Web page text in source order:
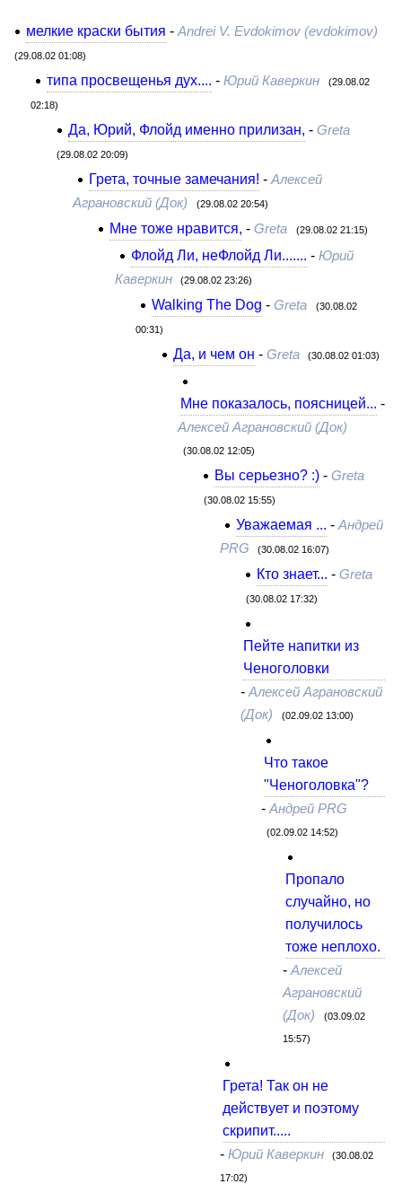
мелкие краски бытия - Andrei V. Evdokimov (evdokimov)
(29.08.02 01:08)
типа просвещенья дух.... -Юрий Каверкин (29.08.02
02:18)
Да, Юрий, Флойд именно прилизан, - Greta
(29.08.02 20:09)
Грета, точные замечания! - Алексей
Аграновский (Док)
(29.08.02 20:54)
Мне тоже нравится, -Greta (29.08.02 21:15)
Флойд Ли, неФлойд Ли....... - Юрий
Каверкин
(29.08.02 23:26)
Walking The Dog -Greta (30.08.02
00:31)
Да, и чем он - Greta (30.08.02 01:03)
Мне показалось, поясницей... -
Алексей Аграновский (Док)
(30.08.02 12:05)
Вы серьезно? :) -Greta
(30.08.02 15:55)
Уважаемая ... - Андрей
PRG
(30.08.02 16:07)
Кто знает... -Greta
(30.08.02 17:32)
Пейте напитки из
Ченоголовки
-Алексей Аграновский
(Док)
(02.09.02 13:00)
Что такое
"Ченоголовка"?
-Андрей PRG
(02.09.02 14:52)
Пропало
случайно, но
получилось
тоже неплохо.
- Алексей
Аграновский
(Док)
(03.09.02
15:57)
Грета! Так он не
действует и поэтому
скрипит.....
- Юрий Каверкин (30.08.02
17:02)